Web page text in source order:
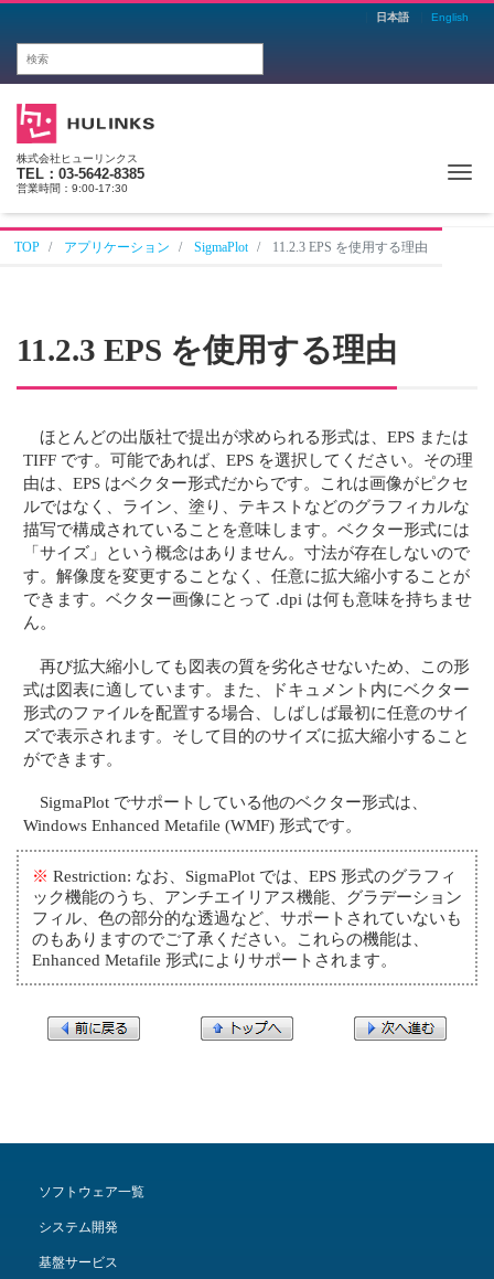
日本語 English
株式会社ヒューリンクス
TEL：03-5642-8385
営業時間：9:00-17:30
TOP アプリケーション SigmaPlot 11.2.3 EPS を使用する理由
11.2.3 EPS を使用する理由
ほとんどの出版社で提出が求められる形式は、EPS または
TIFF です。可能であれば、EPS を選択してください。その理
由は、EPS はベクター形式だからです。これは画像がピクセ
ルではなく、ライン、塗り、テキストなどのグラフィカルな
描写で構成されていることを意味します。ベクター形式には
「サイズ」という概念はありません。寸法が存在しないので
す。解像度を変更することなく、任意に拡大縮小することが
できます。ベクター画像にとって .dpi は何も意味を持ちませ
ん。
再び拡大縮小しても図表の質を劣化させないため、この形
式は図表に適しています。また、ドキュメント内にベクター
形式のファイルを配置する場合、しばしば最初に任意のサイ
ズで表示されます。そして目的のサイズに拡大縮小すること
ができます。
SigmaPlot でサポートしている他のベクター形式は、
Windows Enhanced Metafile (WMF) 形式です。
※ Restriction: なお、SigmaPlot では、EPS 形式のグラフィ
ック機能のうち、アンチエイリアス機能、グラデーション
フィル、色の部分的な透過など、サポートされていないも
のもありますのでご了承ください。これらの機能は、
Enhanced Metafile 形式によりサポートされます。
ソフトウェア一覧
システム開発
基盤サービス